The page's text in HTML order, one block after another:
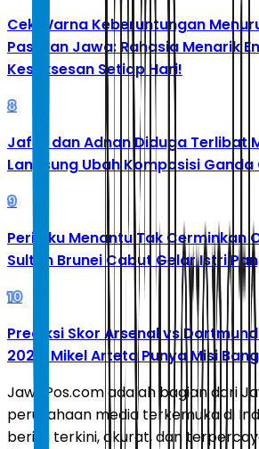
Cek Warna Keberuntungan
Pasaran Jawa: Rahasia Menarik
Kesuksesan Setiap Hari!
8
Jafar dan Adnan Diduga Terlibat
Langsung Ubah Komposisi
9
Perilaku Menantu Tak Cerminkan
Sultan Brunei Cabut Gelar Istri
10
Prediksi Skor Arsenal vs
2026: Mikel Arteta Punya Misi
JawaPos.com adalah bagian dari
perusahaan media terkemuka di
berita terkini, akurat, dan